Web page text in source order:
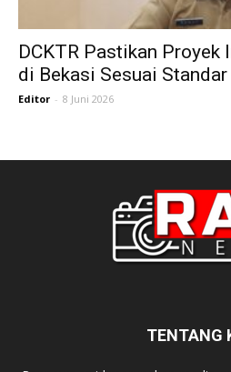
DCKTR Pastikan
di Bekasi Sesuai Standar
Editor - 8 Juni 2026
TENTANG